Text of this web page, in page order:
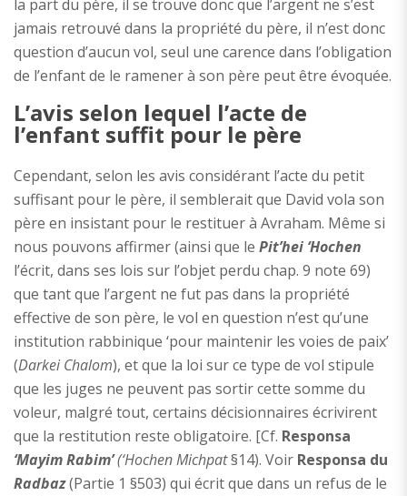
la part du père, il se trouve donc que l’argent ne s’est
jamais retrouvé dans la propriété du père, il n’est donc
question d’aucun vol, seul une carence dans l’obligation
de l’enfant de le ramener à son père peut être évoquée.
L’avis selon lequel l’acte de
l’enfant suffit pour le père
Cependant, selon les avis considérant l’acte du petit
suffisant pour le père, il semblerait que David vola son
père en insistant pour le restituer à Avraham. Même si
nous pouvons affirmer (ainsi que le Pit’hei ‘Hochen
l’écrit, dans ses lois sur l’objet perdu chap. 9 note 69)
que tant que l’argent ne fut pas dans la propriété
effective de son père, le vol en question n’est qu’une
institution rabbinique ‘pour maintenir les voies de paix’
(Darkei Chalom), et que la loi sur ce type de vol stipule
que les juges ne peuvent pas sortir cette somme du
voleur, malgré tout, certains décisionnaires écrivirent
que la restitution reste obligatoire. [Cf. Responsa
‘Mayim Rabim’(‘Hochen Michpat§14). Voir Responsa du
Radbaz(Partie 1 §503) qui écrit que dans un refus de le